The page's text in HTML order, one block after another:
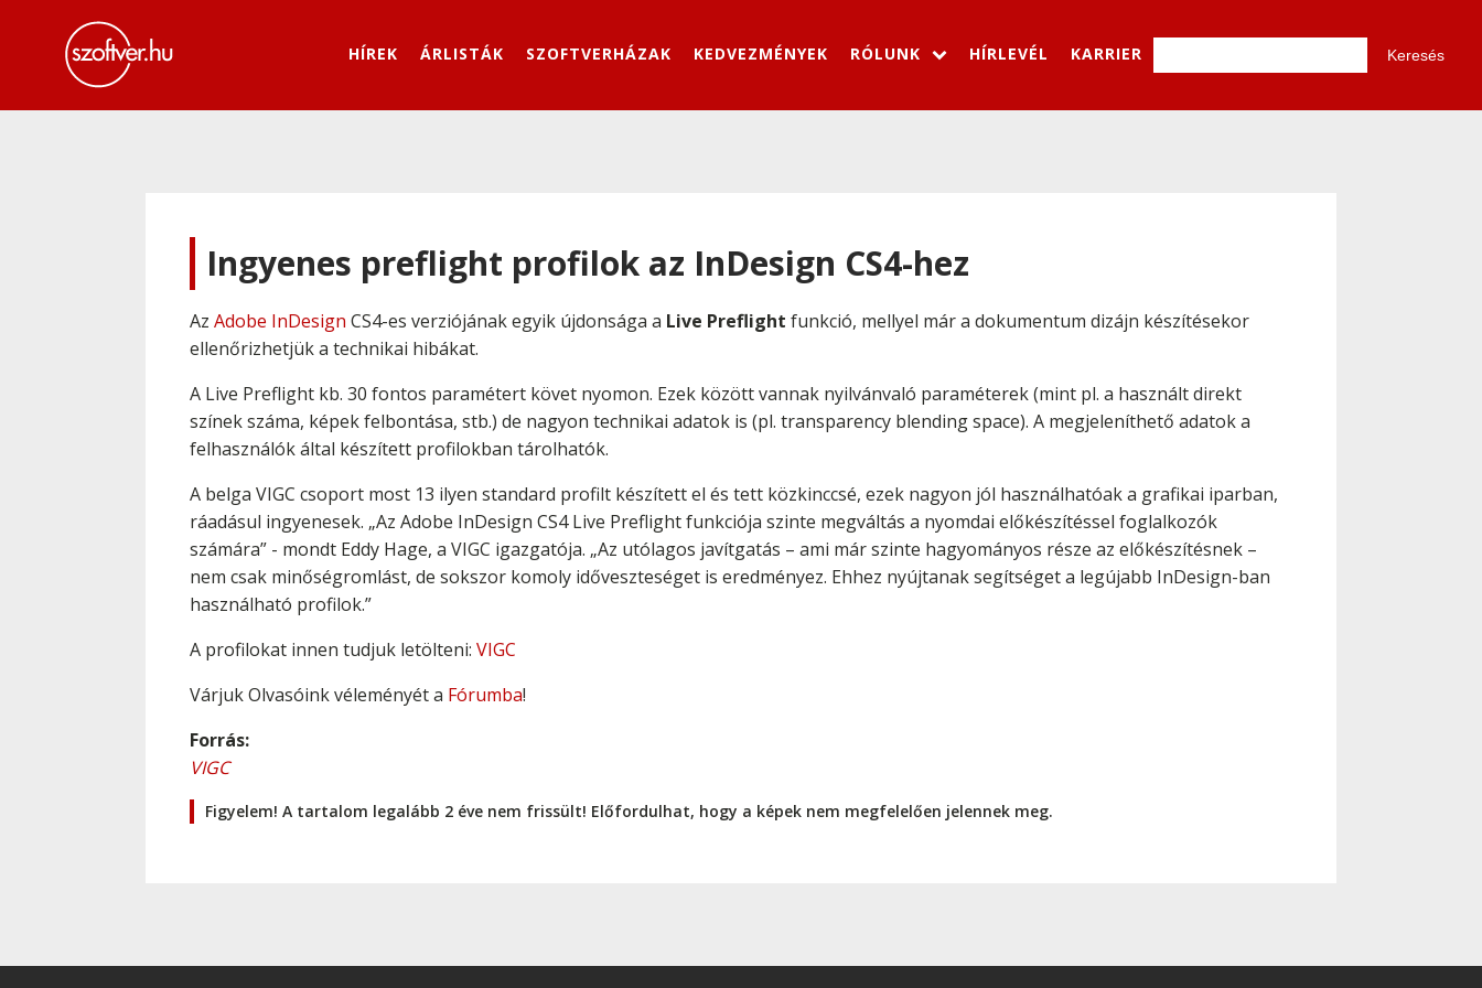
HÍREK ÁRLISTÁK SZOFTVERHÁZAK KEDVEZMÉNYEK RÓLUNK HÍRLEVÉL KARRIER
Ingyenes preflight profilok az InDesign CS4-hez
Az Adobe InDesign CS4-es verziójának egyik újdonsága a Live Preflight funkció, mellyel már a dokumentum dizájn készítésekor
ellenőrizhetjük a technikai hibákat.
A Live Preflight kb. 30 fontos paramétert követ nyomon. Ezek között vannak nyilvánvaló paraméterek (mint pl. a használt direkt
színek száma, képek felbontása, stb.) de nagyon technikai adatok is (pl. transparency blending space). A megjeleníthető adatok a
felhasználók által készített profilokban tárolhatók.
A belga VIGC csoport most 13 ilyen standard profilt készített el és tett közkinccsé, ezek nagyon jól használhatóak a grafikai iparban,
ráadásul ingyenesek. „Az Adobe InDesign CS4 Live Preflight funkciója szinte megváltás a nyomdai előkészítéssel foglalkozók
számára” - mondt Eddy Hage, a VIGC igazgatója. „Az utólagos javítgatás – ami már szinte hagyományos része az előkészítésnek –
nem csak minőségromlást, de sokszor komoly időveszteséget is eredményez. Ehhez nyújtanak segítséget a legújabb InDesign-ban
használható profilok.”
A profilokat innen tudjuk letölteni: VIGC
Várjuk Olvasóink véleményét a Fórumba!
Forrás:
VIGC
Figyelem! A tartalom legalább 2 éve nem frissült! Előfordulhat, hogy a képek nem megfelelően jelennek meg.